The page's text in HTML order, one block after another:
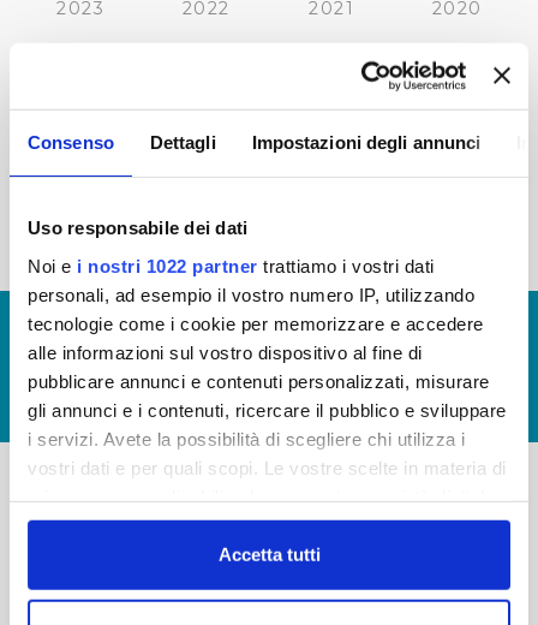
Consenso Dettagli Impostazioni degli annunci
Uso responsabile dei dati
Noi e i nostri 1022 partner trattiamo i vostri dati
personali, ad esempio il vostro numero IP, utilizzando
tecnologie come i cookie per memorizzare e accedere
alle informazioni sul vostro dispositivo al fine di
pubblicare annunci e contenuti personalizzati, misurare
gli annunci e i contenuti, ricercare il pubblico e sviluppare
i servizi. Avete la possibilità di scegliere chi utilizza i
vostri dati e per quali scopi. Le vostre scelte in materia di
in cui avete effettuato le vostre scelte. È possibile
modificare o revocare il proprio consenso in qualsiasi
momento dalla Dichiarazione sui cookie o facendo clic
Accetta tutti
2023 2022 2021 2020
2016
2015 2014 2013 2012
2010
© Copyright 2017 - 2026
GLOSSARIO
GIUDICA IL SERVIZIO
LAVORA CON NOI
Via Villamagna 90/c -
-
FAQ
PRIVACY POLICY